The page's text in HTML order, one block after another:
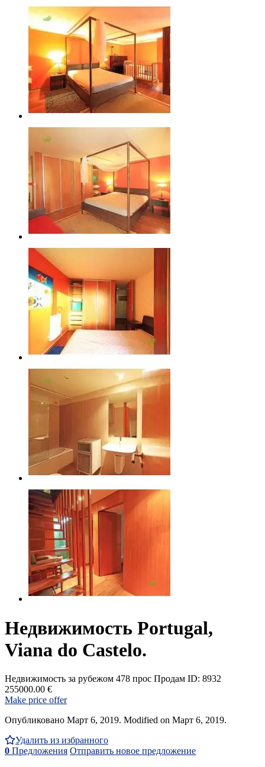
Недвижимость Portugal,
Viana do Castelo.
Недвижимость за рубежом 478 прос Продам ID: 8932
255000.00 €
Make price offer
Опубликовано Март 6, 2019. Modified on Март 6, 2019.
Удалить из избранного
0 Предложения Отправить новое предложение